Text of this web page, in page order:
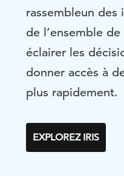
rassembleun
de l’ensemble
éclairer les
donner accès à
plus rapidement.
EXPLOREZ IRIS